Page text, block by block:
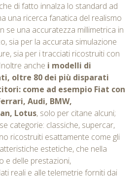
di fatto innalza lo standard ad
una ricerca fanatica del realismo
se una accuratezza millimetrica in
sia per la accurata simulazione
sia per i tracciati ricostruiti con
anche i modelli di
oltre 80 dei più disparati
come ad esempio Fiat con
Audi, BMW,
Lotus, solo per citane alcuni;
categorie: classiche, supercar,
ricostruiti esattamente come gli
estetiche, che nella
e delle prestazioni,
reali e alle telemetrie forniti dai